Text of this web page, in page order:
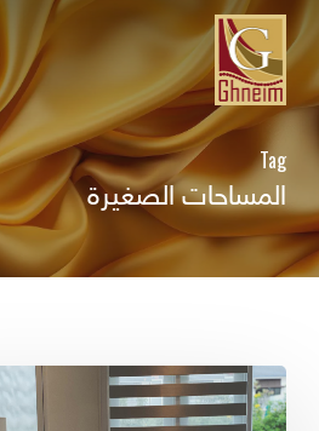
Skip
to
main
content
Tag
المساحات الصغيرة
فوائد
ستائر
Close
Menu